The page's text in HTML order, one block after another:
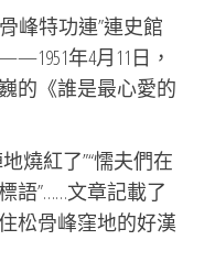
峰特功連”連史館
年4月11日，
的《誰是最心愛的
燒紅了”“懦夫們在
語”……文章記載了
松骨峰窪地的好漢